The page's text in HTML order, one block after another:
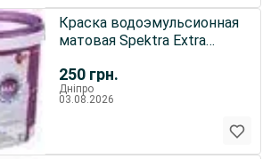
250 грн.
Краска водоэмульсионная
матовая Spektra Extra
Дніпро
03.08.2026